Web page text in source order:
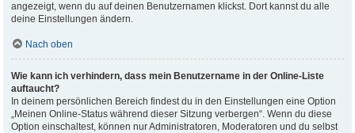
angezeigt, wenn du auf deinen Benutzernamen klickst. Dort kannst du alle
deine Einstellungen ändern.
Nach oben
Wie kann ich verhindern, dass mein Benutzername in der Online-Liste
auftaucht?
In deinem persönlichen Bereich findest du in den Einstellungen eine Option
„Meinen Online-Status während dieser Sitzung verbergen“. Wenn du diese
Option einschaltest, können nur Administratoren, Moderatoren und du selbst